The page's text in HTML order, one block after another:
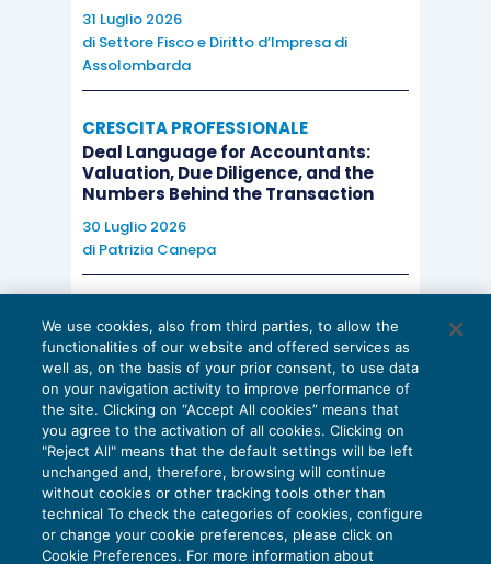
31 Luglio 2026
di Settore Fisco e Diritto d’Impresa di
Assolombarda
CRESCITA PROFESSIONALE
Deal Language for Accountants:
Valuation, Due Diligence, and the
Numbers Behind the Transaction
30 Luglio 2026
di Patrizia Canepa
EU AI Act e studi professionali: le
scadenze concrete
27 Luglio 2026
di Diego BarberieStefano Dovier
We use cookies, also from third parties, to allow the
functionalities of our website and offered services as
well as, on the basis of your prior consent, to use data
on your navigation activity to improve performance of
the site. Clicking on “Accept All cookies” means that
you agree to the activation of all cookies. Clicking on
"Reject All" means that the default settings will be left
unchanged and, therefore, browsing will continue
without cookies or other tracking tools other than
technical To check the categories of cookies, configure
or change your cookie preferences, please click on
Cookie Preferences. For more information about